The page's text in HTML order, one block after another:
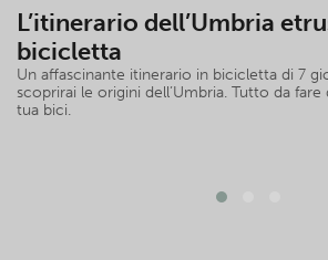
L’itinerario dell’Umbria
bicicletta
Un affascinante itinerario in bicicletta di 7
scoprirai le origini dell’Umbria. Tutto da fare
tua bici.